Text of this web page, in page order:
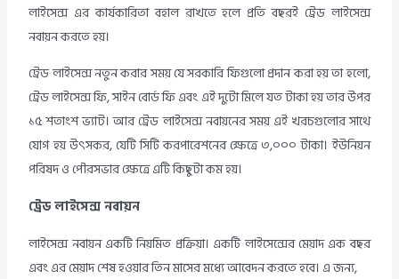
লাইসেন্স এর কার্যকারিতা বহাল রাখতে হলে প্রতি বছরই ট্রেড লাইসেন্স
নবায়ন করতে হয়।
ট্রেড লাইসেন্স নতুন করার সময় যে সরকারি ফিগুলো প্রদান করা হয় তা হলো,
ট্রেড লাইসেন্স ফি, সাইন বোর্ড ফি এবং এই দুটো মিলে যত টাকা হয় তার উপর
১৫ শতাংশ ভ্যাট। আর ট্রেড লাইসেন্স নবায়নের সময় এই খরচগুলোর সাথে
যোগ হয় উৎসকর, যেটি সিটি করপারেশনের ক্ষেত্রে ৩,০০০ টাকা। ইউনিয়ন
পরিষদ ও পৌরসভার ক্ষেত্রে এটি কিছুটা কম হয়।
ট্রেড লাইসেন্স নবায়ন
লাইসেন্স নবায়ন একটি নিয়মিত প্রক্রিয়া। একটি লাইসেন্সের মেয়াদ এক বছর
এবং এর মেয়াদ শেষ হওয়ার তিন মাসের মধ্যে আবেদন করতে হবে। এ জন্য,